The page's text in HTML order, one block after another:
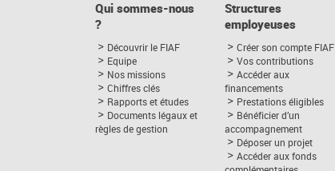
Qui sommes-nous
?
Découvrir le FIAF
Equipe
Nos missions
Chiffres clés
Rapports et études
Documents légaux et
règles de gestion
Structures
employeuses
Créer son compte FIAF
Vos contributions
Accéder aux
financements
Prestations éligibles
Bénéficier d’un
accompagnement
Déposer un projet
Accéder aux fonds